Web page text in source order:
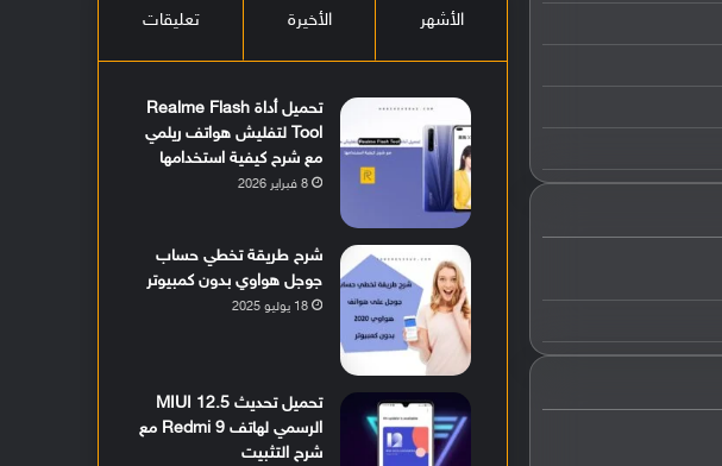
الأشهر الأخيرة تعليقات
تحميل أداة Realme Flash
Tool لتفليش هواتف ريلمي
مع شرح كيفية استخدامها
8 فبراير 2026
شرح طريقة تخطي حساب
جوجل هواوي بدون كمبيوتر
18 يوليو 2025
تحميل تحديث MIUI 12.5
الرسمي لهاتف Redmi 9 مع
شرح التثبيت